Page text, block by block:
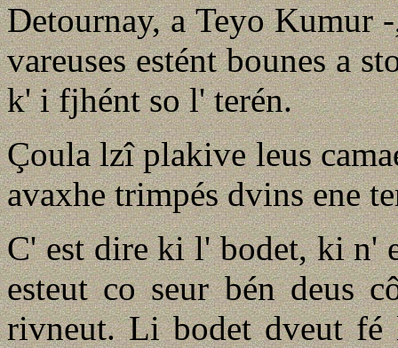
Detournay, a Teyo Kumur
vareuses estént bounes a
k' i fjhént so l' terén.
Çoula lzî plakive leus
avaxhe trimpés dvins ene
C' est dire ki l' bodet, ki n'
esteut co seur bén deus
rivneut. Li bodet dveut fé